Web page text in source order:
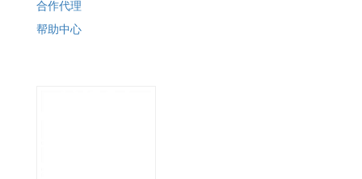
合作代理
帮助中心